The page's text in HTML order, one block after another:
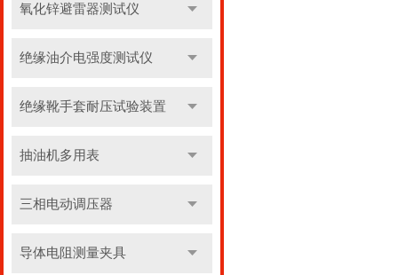
氧化锌避雷器测试仪
绝缘油介电强度测试仪
绝缘靴手套耐压试验装置
抽油机多用表
三相电动调压器
导体电阻测量夹具